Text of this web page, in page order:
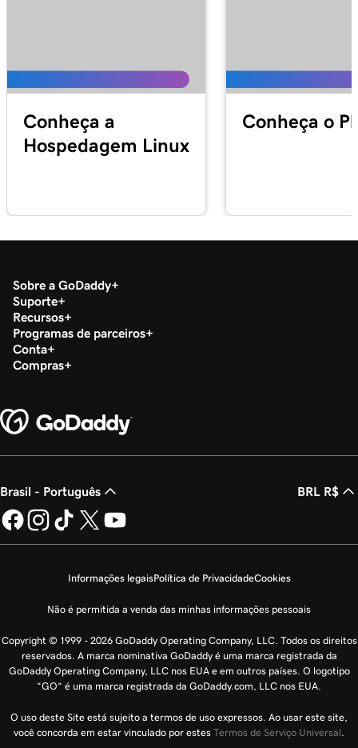
Conheça a
Hospedagem Linux
Conheça o
Sobre a GoDaddy
Suporte
Recursos
Programas de parceiros
Conta
Compras
Brasil - Português BRL R$
Informações legaisPolítica de PrivacidadeCookies
Não é permitida a venda das minhas informações pessoais
Copyright © 1999 - 2026 GoDaddy Operating Company, LLC. Todos os direitos
reservados. A marca nominativa GoDaddy é uma marca registrada da
GoDaddy Operating Company, LLC nos EUA e em outros países. O logotipo
“GO” é uma marca registrada da GoDaddy.com, LLC nos EUA.
O uso deste Site está sujeito a termos de uso expressos. Ao usar este site,
você concorda em estar vinculado por estes Termos de Serviço Universal